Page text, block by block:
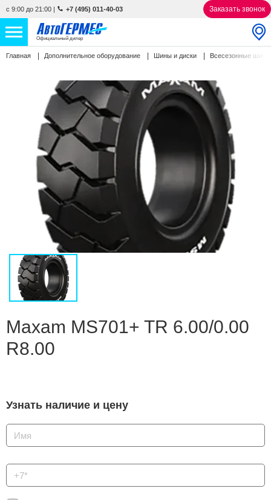
с 9:00 до 21:00 | +7 (495) 011-40-03 Заказать звонок
Официальный дилер
НОВЫЕ АВТОМОБИЛИ 4761 авто
С ПРОБЕГОМ 847 авто
СЕРВИС
УСЛУГИ
О КОМПАНИИ
КОНТАКТЫ
Избранное
Сравнение
Главная Дополнительное оборудование Шины и диски Всесезонные
Maxam MS701+ TR 6.00/0.00
R8.00
Узнать наличие и цену